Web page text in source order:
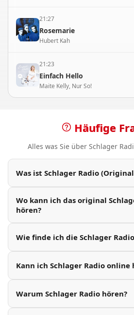
21:27
Rosemarie
Hubert Kah
21:23
Einfach Hello
Maite Kelly, Nur So!
Häufige
Alles was Sie über Schlager
Was ist Schlager Radio
der einzige Radiosender über
Unterhaltung und immer die
Nachrichten. Hier gibt es
Uhr, überall.
Wo kann ich das original
hören?
Livestream, über Kabel
über Apps und smarte
(Smartspeaker) gehört werden.
Empfang jederzeit und
Wie finde ich die Schlager
Eine aktuelle Übersicht aller
Frequenzen gibt es auf der
„Frequenzen“.
Kann ich Schlager Radio online
Der Online-Stream funktioniert
vom Standort – einfach starten
Warum Schlager Radio hören?